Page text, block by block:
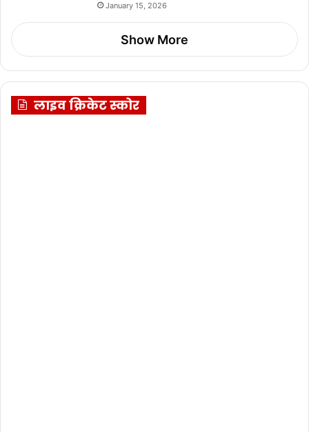
January 15, 2026
Show More
लाइव क्रिकेट स्कोर